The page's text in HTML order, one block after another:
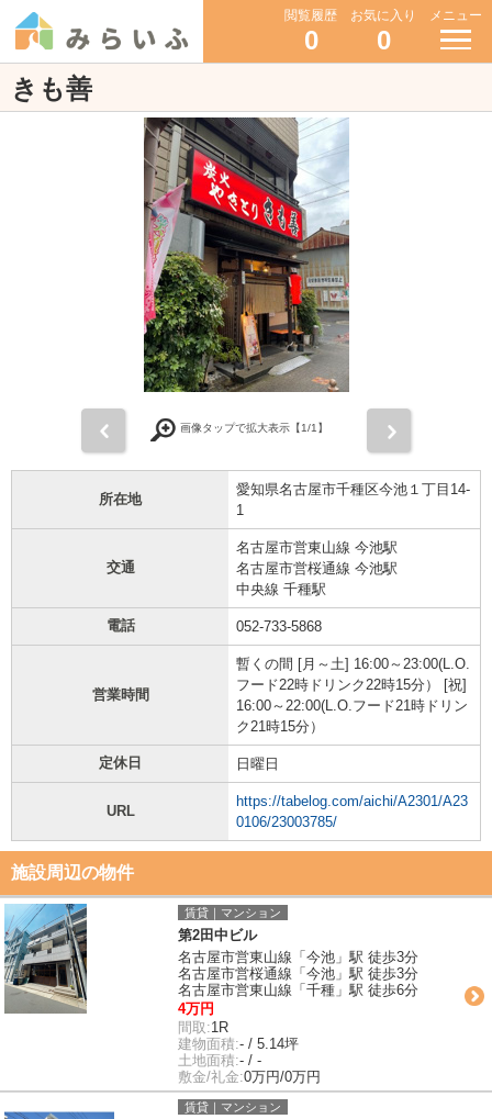
閲覧履歴
0
お気に入り
0
メニュー
きも善
画像タップで拡大表示【1/1】
所在地
愛知県名古屋市千種区今池１丁目14-
1
交通
名古屋市営東山線 今池駅
名古屋市営桜通線 今池駅
中央線 千種駅
電話 052-733-5868
営業時間
暫くの間 [月～土] 16:00～23:00(L.O.
フード22時ドリンク22時15分） [祝]
16:00～22:00(L.O.フード21時ドリン
ク21時15分）
定休日 日曜日
URL
https://tabelog.com/aichi/A2301/A23
0106/23003785/
施設周辺の物件
賃貸｜マンション
第2田中ビル
名古屋市営東山線「今池」駅 徒歩3分
名古屋市営桜通線「今池」駅 徒歩3分
名古屋市営東山線「千種」駅 徒歩6分
4万円
間取:1R
建物面積:- / 5.14坪
土地面積:- / -
敷金/礼金:0万円/0万円
賃貸｜マンション